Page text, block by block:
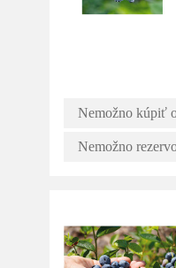
Nemožno kúpiť
Nemožno